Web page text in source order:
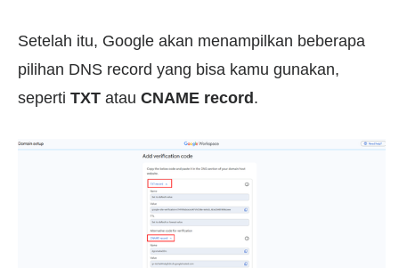
Setelah itu, Google akan menampilkan beberapa
pilihan DNS record yang bisa kamu gunakan,
seperti TXT atau CNAME record .